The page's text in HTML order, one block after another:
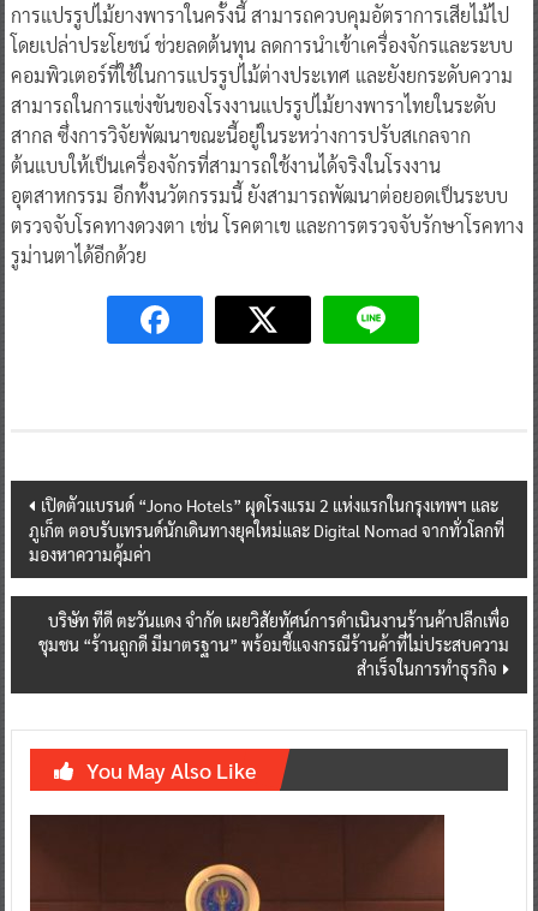
การแปรรูปไม้ยางพาราในครั้งนี้ สามารถควบคุมอัตราการเสียไม้ไป
โดยเปล่าประโยชน์ ช่วยลดต้นทุน ลดการนำเข้าเครื่องจักรและระบบ
คอมพิวเตอร์ที่ใช้ในการแปรรูปไม้ต่างประเทศ และยังยกระดับความ
สามารถในการแข่งขันของโรงงานแปรรูปไม้ยางพาราไทยในระดับ
สากล ซึ่งการวิจัยพัฒนาขณะนี้อยู่ในระหว่างการปรับสเกลจาก
ต้นแบบให้เป็นเครื่องจักรที่สามารถใช้งานได้จริงในโรงงาน
อุตสาหกรรม อีกทั้งนวัตกรรมนี้ ยังสามารถพัฒนาต่อยอดเป็นระบบ
ตรวจจับโรคทางดวงตา เช่น โรคตาเข และการตรวจจับรักษาโรคทาง
รูม่านตาได้อีกด้วย
Post
navigation
เปิดตัวแบรนด์ “Jono Hotels” ผุดโรงแรม 2 แห่งแรกในกรุงเทพฯ และ
ภูเก็ต ตอบรับเทรนด์นักเดินทางยุคใหม่และ Digital Nomad จากทั่วโลกที่
มองหาความคุ้มค่า
บริษัท ทีดี ตะวันแดง จำกัด เผยวิสัยทัศน์การดำเนินงานร้านค้าปลีกเพื่อ
ชุมชน “ร้านถูกดี มีมาตรฐาน” พร้อมชี้แจงกรณีร้านค้าที่ไม่ประสบความ
สำเร็จในการทำธุรกิจ
You May Also Like